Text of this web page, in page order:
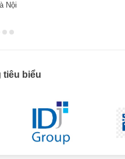
Nội
tiêu biểu